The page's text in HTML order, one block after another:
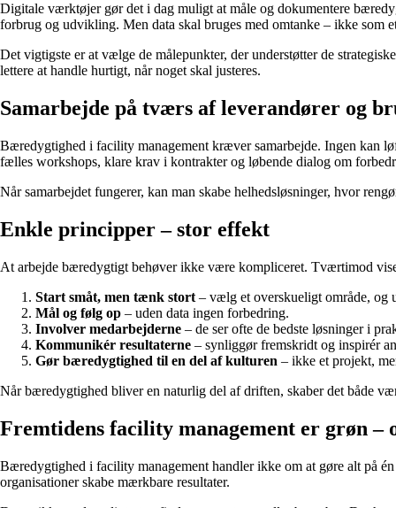
Digitale værktøjer gør det i dag muligt at måle og dokumentere
forbrug og udvikling. Men data skal bruges med omtanke – ikke som
Det vigtigste er at vælge de målepunkter, der understøtter de
lettere at handle hurtigt, når noget skal justeres.
Samarbejde på tværs af leverandører og
Bæredygtighed i facility management kræver samarbejde. Ingen kan
fælles workshops, klare krav i kontrakter og løbende dialog om
Når samarbejdet fungerer, kan man skabe helhedsløsninger, hvor
Enkle principper – stor effekt
At arbejde bæredygtigt behøver ikke være kompliceret. Tværtimod
Start småt, men tænk stort – vælg et overskueligt område, og
Mål og følg op – uden data ingen forbedring.
Involver medarbejderne – de ser ofte de bedste løsninger i
Kommunikér resultaterne – synliggør fremskridt og inspirér
Gør bæredygtighed til en del af kulturen – ikke et projekt,
Når bæredygtighed bliver en naturlig del af driften, skaber det både
Fremtidens facility management er grøn –
Bæredygtighed i facility management handler ikke om at gøre alt på
organisationer skabe mærkbare resultater.